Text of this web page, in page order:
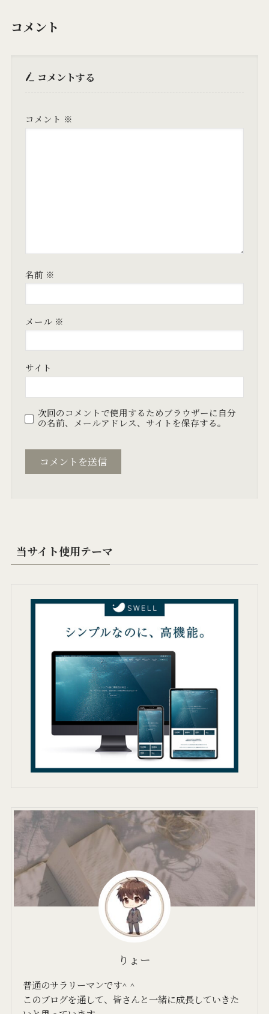
コメント
コメントする
コメント ※
名前 ※
メール ※
サイト
次回のコメントで使用するためブラウザーに自分
の名前、メールアドレス、サイトを保存する。
当サイト使用テーマ
りょー
普通のサラリーマンです^ ^
このブログを通して、皆さんと一緒に成長していきた